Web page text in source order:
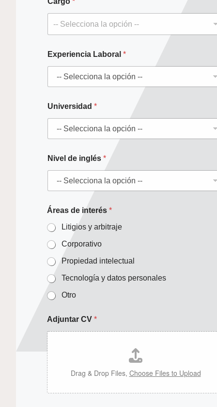
t
a
a
b
o
a
-- Selecciona la opción --
Experiencia Laboral *
Universidad *
Nivel de inglés *
Áreas de interés *
Litigios y arbitraje
Corporativo
Propiedad intelectual
Tecnología y datos personales
Otro
Adjuntar CV *
Drag & Drop Files, Choose Files to Upload